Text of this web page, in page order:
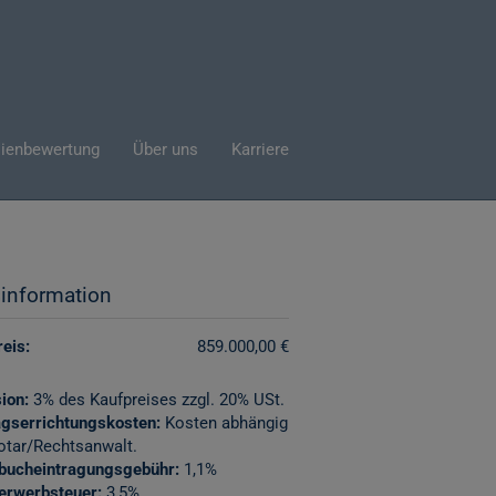
Über uns Karriere
859.000,00 €
3% des Kaufpreises zzgl. 20% USt.
Kosten abhängig
Rechtsanwalt.
1,1%